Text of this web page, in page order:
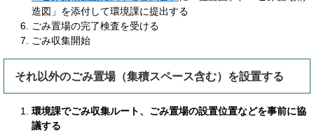
造図」を添付して環境課に提出する
ごみ置場の完了検査を受ける
ごみ収集開始
それ以外のごみ置場（集積スペース含む）を設置する
環境課でごみ収集ルート、ごみ置場の設置位置などを事前に協
議する